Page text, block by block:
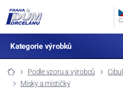
Kategorie výrobků
Podle vzoru a výrobců
Misky a mističky